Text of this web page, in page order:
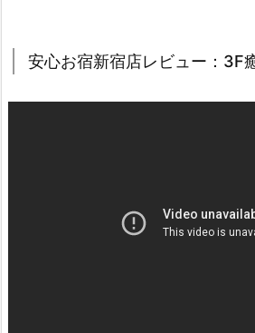
安心お宿新宿店レビュー：3F